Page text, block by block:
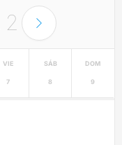
2
VIE
7
SÁB
8
DOM
9